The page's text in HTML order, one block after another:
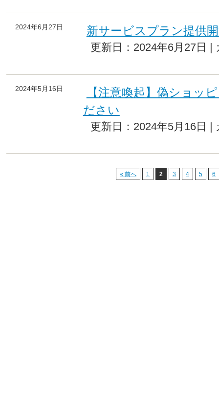
2024年6月27日 新サービスプラン提供
更新日：2024年6月27日 |
2024年5月16日
【注意喚起】偽ショッ
ださい
更新日：2024年5月16日 |
« 前へ 1 2 3 4 5 6